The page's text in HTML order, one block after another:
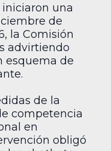
una
de
la Comisión
advirtiendo
esquema de
de la
competencia
en
obligó